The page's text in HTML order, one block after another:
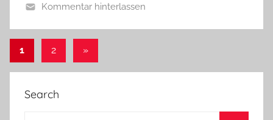
Kommentar hinterlassen
Seitennummerierung
der
Beiträge
1 2
Nächste
»
Search